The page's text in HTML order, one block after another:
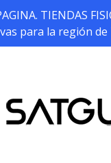
TIENDAS
para la región